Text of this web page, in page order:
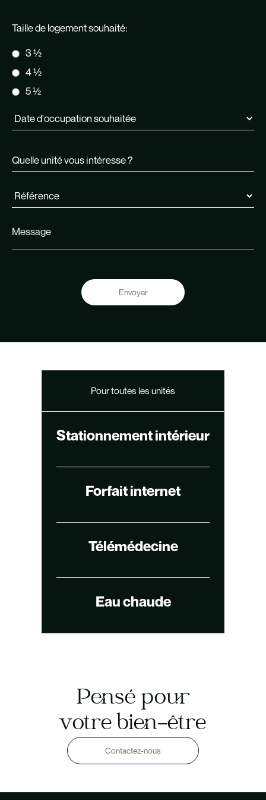
Taille de logement souhaité:
3 ½
4 ½
5 ½
Pour toutes les unités
Stationnement intérieur
Forfait internet
Télémédecine
Eau chaude
Pensé pour
votre bien-être
Contactez-nous